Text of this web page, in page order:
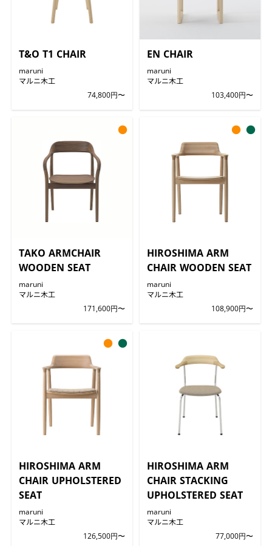
T&O T1 CHAIR
maruni
マルニ木工
74,800円〜
EN CHAIR
maruni
マルニ木工
103,400円〜
TAKO ARMCHAIR
WOODEN SEAT
maruni
マルニ木工
171,600円〜
●
HIROSHIMA ARM
CHAIR WOODEN SEAT
maruni
マルニ木工
108,900円〜
● ●
HIROSHIMA ARM
CHAIR UPHOLSTERED
SEAT
maruni
マルニ木工
126,500円〜
● ●
HIROSHIMA ARM
CHAIR STACKING
UPHOLSTERED SEAT
maruni
マルニ木工
77,000円〜